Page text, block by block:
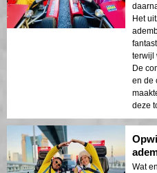
Het
terwijl
De
en de
deze
Wat